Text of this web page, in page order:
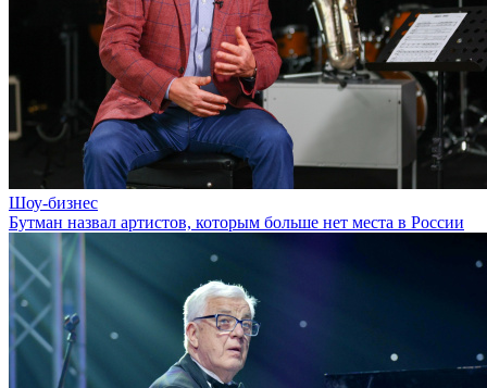
Шоу-бизнес
Бутман назвал артистов, которым больше нет места в России